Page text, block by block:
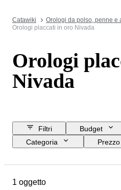
Catawiki Orologi da polso, penne e
Orologi placcati in oro Nivada
Orologi
Nivada
Filtri Budget
Categoria
Genere
1 oggetto